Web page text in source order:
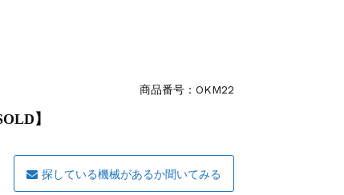
商品番号： OKM22
】
探している機械があるか聞いてみる